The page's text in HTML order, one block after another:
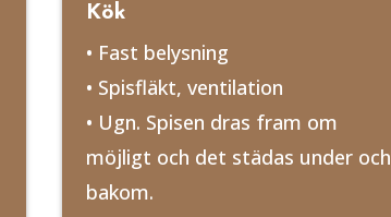
Kök
• Fast belysning
• Spisfläkt, ventilation
• Ugn. Spisen dras fram om
möjligt och det städas under och
bakom.